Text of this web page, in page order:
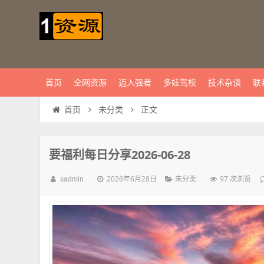
首页 全网资源 迈入强者 多娃驾校 技术杂谈 联
首页 未分类 正文
要福利每日分享2026-06-28
sadmin 2026年6月28日 未分类 97 次浏览